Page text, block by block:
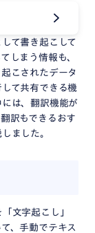
て書き起こして
しまう情報も、
こされたデータ
て共有できる機
は、翻訳機能が
訳もできるおす
ました。
文字起こし」
、手動でテキス